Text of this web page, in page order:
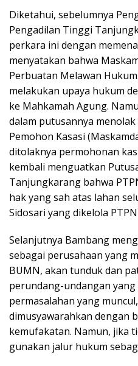
Diketahui, sebelumnya
Pengadilan Tinggi
perkara ini dengan
menyatakan bahwa
Perbuatan Melawan
melakukan upaya hukum
ke Mahkamah Agung.
dalam putusannya
Pemohon Kasasi
ditolaknya permohonan
kembali menguatkan
Tanjungkarang bahwa
hak yang sah atas lahan
Sidosari yang dikelola
Selanjutnya Bambang
sebagai perusahaan yang
BUMN, akan tunduk dan
perundang-undangan yang
permasalahan yang
dimusyawarahkan dengan
kemufakatan. Namun, jika
gunakan jalur hukum